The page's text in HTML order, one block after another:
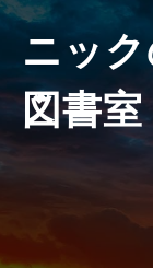
ニッ
図書室